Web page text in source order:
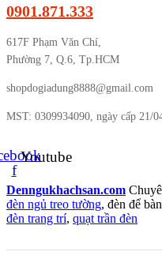
0901.871.333
617F Phạm Văn Chí,
Phường 7, Q.6, Tp.HCM
shopdogiadung8888@gmail.com
MST: 0309934090, ngày cấp
f
Youtube
Denngukhachsan.com
đèn ngủ treo tường, đèn để
đèn trang trí, quạt trần đèn